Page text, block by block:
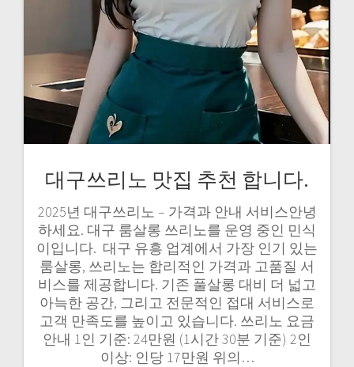
대구쓰리노 맛집 추천 합니다.
2025년 대구쓰리노 – 가격과 안내 서비스안녕
하세요. 대구 룸살롱 쓰리노를 운영 중인 민식
이입니다. ​ 대구 유흥 업계에서 가장 인기 있는
룸살롱, 쓰리노는 합리적인 가격과 고품질 서
비스를 제공합니다. 기존 풀살롱 대비 더 넓고
아늑한 공간, 그리고 전문적인 접대 서비스로
고객 만족도를 높이고 있습니다. 쓰리노 요금
안내 1인 기준: 24만원 (1시간 30분 기준) 2인
이상: 인당 17만원 위의…